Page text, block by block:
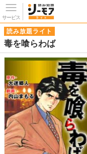
サービス
読み放題ライト
毒を喰らわば